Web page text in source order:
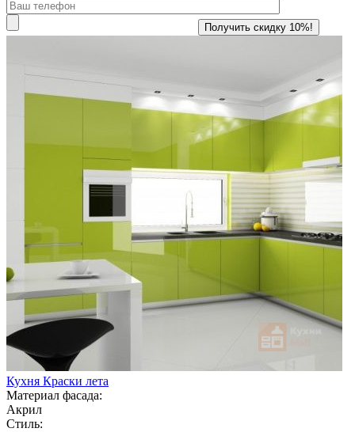
Кухня Краски лета
Материал фасада:
Акрил
Стиль: